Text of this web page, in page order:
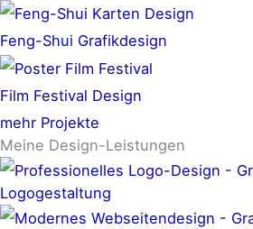
Feng-Shui Grafikdesign
Film Festival Design
mehr Projekte
Meine Design-Leistungen
Logogestaltung